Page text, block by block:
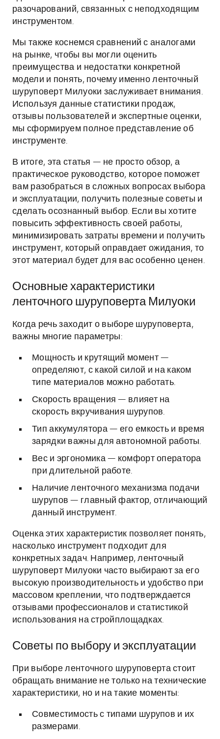
разочарований, связанных с неподходящим
инструментом.
Мы также коснемся сравнений с аналогами
на рынке, чтобы вы могли оценить
преимущества и недостатки конкретной
модели и понять, почему именно ленточный
шуруповерт Милуоки заслуживает внимания.
Используя данные статистики продаж,
отзывы пользователей и экспертные оценки,
мы сформируем полное представление об
инструменте.
В итоге, эта статья — не просто обзор, а
практическое руководство, которое поможет
вам разобраться в сложных вопросах выбора
и эксплуатации, получить полезные советы и
сделать осознанный выбор. Если вы хотите
повысить эффективность своей работы,
минимизировать затраты времени и получить
инструмент, который оправдает ожидания, то
этот материал будет для вас особенно ценен.
Основные характеристики
ленточного шуруповерта Милуоки
Когда речь заходит о выборе шуруповерта,
важны многие параметры:
Мощность и крутящий момент —
определяют, с какой силой и на каком
типе материалов можно работать.
Скорость вращения — влияет на
скорость вкручивания шурупов.
Тип аккумулятора — его емкость и время
зарядки важны для автономной работы.
Вес и эргономика — комфорт оператора
при длительной работе.
Наличие ленточного механизма подачи
шурупов — главный фактор, отличающий
данный инструмент.
Оценка этих характеристик позволяет понять,
насколько инструмент подходит для
конкретных задач. Например, ленточный
шуруповерт Милуоки часто выбирают за его
высокую производительность и удобство при
массовом креплении, что подтверждается
отзывами профессионалов и статистикой
использования на стройплощадках.
Советы по выбору и эксплуатации
При выборе ленточного шуруповерта стоит
обращать внимание не только на технические
характеристики, но и на такие моменты:
Совместимость с типами шурупов и их
размерами.